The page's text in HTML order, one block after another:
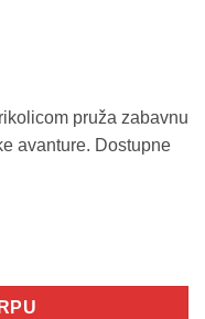
pruža zabavnu
avanture. Dostupne
prikolica (VOZILA SET)